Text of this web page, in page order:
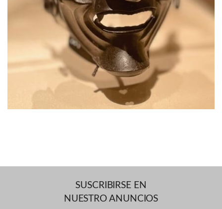
SUSCRIBIRSE EN
NUESTRO ANUNCIOS